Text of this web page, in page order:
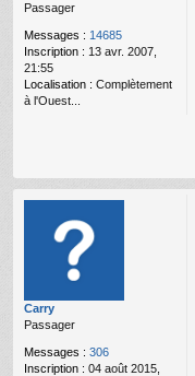
Passager
Messages : 14685
Inscription : 13 avr. 2007,
21:55
Localisation : Complètement
à l'Ouest...
Carry
Passager
Messages : 306
Inscription : 04 août 2015,